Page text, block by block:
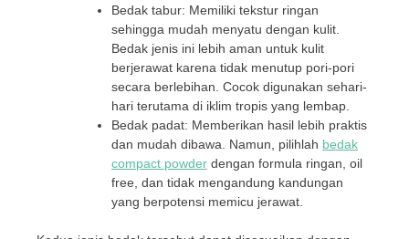
Bedak tabur: Memiliki tekstur ringan
sehingga mudah menyatu dengan kulit.
Bedak jenis ini lebih aman untuk kulit
berjerawat karena tidak menutup pori-pori
secara berlebihan. Cocok digunakan sehari-
hari terutama di iklim tropis yang lembap.
Bedak padat: Memberikan hasil lebih praktis
dan mudah dibawa. Namun, pilihlah bedak
compact powder dengan formula ringan, oil
free, dan tidak mengandung kandungan
yang berpotensi memicu jerawat.